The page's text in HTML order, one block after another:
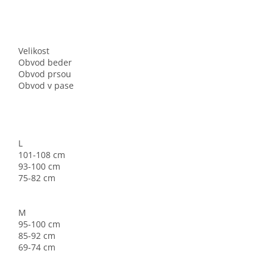
Velikost
Obvod beder
Obvod prsou
Obvod v pase
L
101-108 cm
93-100 cm
75-82 cm
M
95-100 cm
85-92 cm
69-74 cm